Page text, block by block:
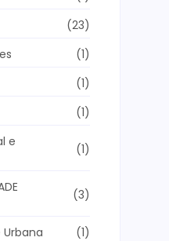
(23)
(1)
(1)
(1)
e
(1)
(3)
(1)